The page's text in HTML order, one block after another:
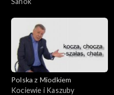
Polska z Miodkiem
Kociewie i Kaszuby